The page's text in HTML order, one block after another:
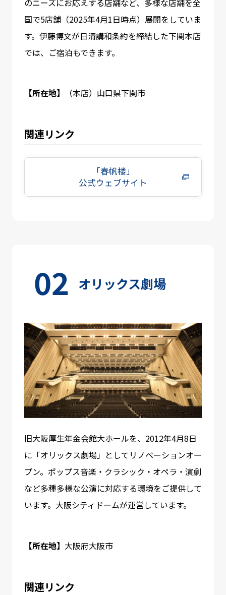
国で5店舗（2025年4月1日時点）展開をしていま
す。伊藤博文が日清講和条約を締結した下関本店
では、ご宿泊もできます。
【所在地】 （本店）山口県下関市
関連リンク
「春帆楼」
公式ウェブサイト
オリックス劇場
旧大阪厚生年金会館大ホールを、2012年4月8日
に「オリックス劇場」としてリノベーションオー
プン。ポップス音楽・クラシック・オペラ・演劇
など多種多様な公演に対応する環境をご提供して
います。大阪シティドームが運営しています。
【所在地】 大阪府大阪市
関連リンク